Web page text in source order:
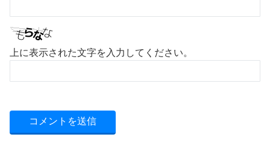
上に表示された文字を入力してください。